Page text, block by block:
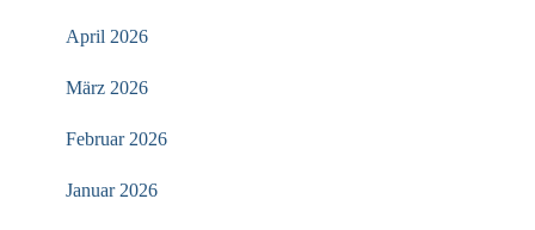
April 2026
März 2026
Februar 2026
Januar 2026